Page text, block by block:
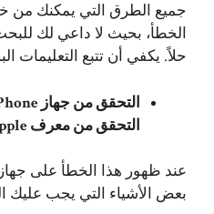
جميع الطرق التي يمكنك من
الخطأ، بحيث لا داعي لك
حلاً. يكفي أن تتبع التعليمات
التحقق من معرف Apple
بعض الأشياء التي يجب عليك